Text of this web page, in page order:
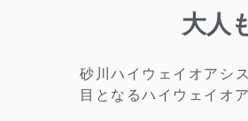
大人
砂川ハイウェイオアシ
目となるハイウェイオ